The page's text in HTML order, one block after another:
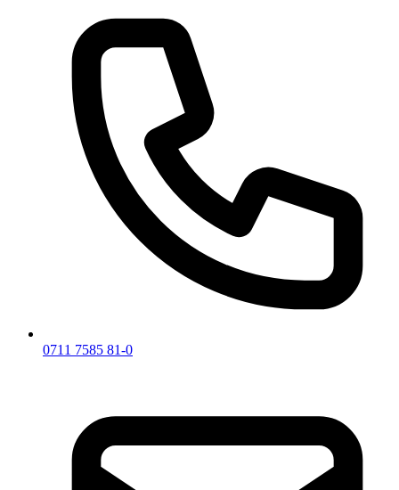
0711 7585 81-0